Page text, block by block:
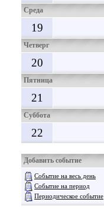
Среда
19
Четверг
20
Пятница
21
Суббота
22
Добавить событие
Событие на весь день
Событие на период
Периодическое событие